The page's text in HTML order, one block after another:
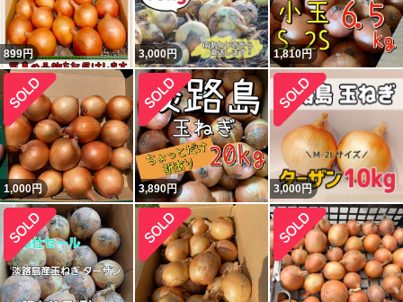
899円 3,000円 1,810円
1,000円 3,890円 3,000円